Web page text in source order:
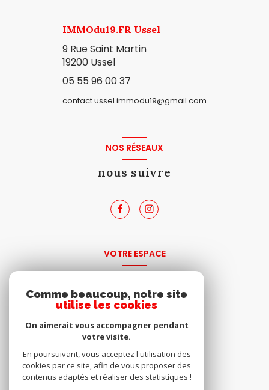
IMMOdu19.FR Ussel
9 Rue Saint Martin
19200 Ussel
05 55 96 00 37
contact.ussel.immodu19@gmail.com
NOS RÉSEAUX
nous suivre
VOTRE ESPACE
Comme beaucoup, notre site
utilise les cookies
On aimerait vous accompagner pendant
votre visite.
En poursuivant, vous acceptez l'utilisation des
cookies par ce site, afin de vous proposer des
contenus adaptés et réaliser des statistiques !